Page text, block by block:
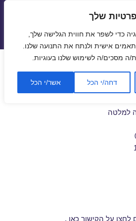
שלך
כדי לשפר את חווית הגלישה שלך,
אישית ולנתח את התנועה שלנו.
מסכים/ה לשימוש שלנו בעוגיות.
דחה/י הכל אשר/י הכל
תפריטים
ווידג'טים
למלטה באוקטובר
למלטה
לחצו על הקישור כאן .